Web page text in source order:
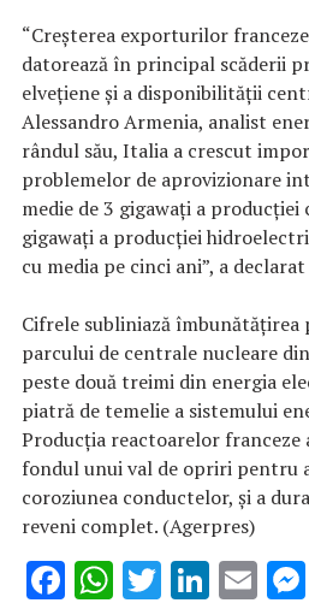
“Creşterea exporturilor
datorează în principal scăderii
elveţiene şi a disponibilităţii
Alessandro Armenia, analist
rândul său, Italia a crescut
problemelor de aprovizionare
medie de 3 gigawaţi a
gigawaţi a producţiei
cu media pe cinci ani”, a
Cifrele subliniază
parcului de centrale nucleare
peste două treimi din energia
piatră de temelie a sistemului
Producţia reactoarelor franceze
fondul unui val de opriri pentru
coroziunea conductelor, şi a
reveni complet. (Agerpres)
F W T Li E